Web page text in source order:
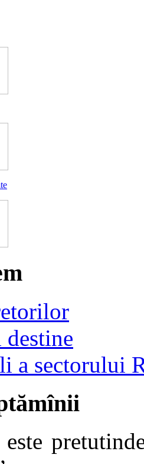
destine
a sectorului